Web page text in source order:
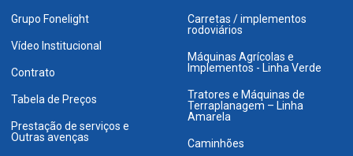
Grupo Fonelight
Vídeo Institucional
Contrato
Tabela de Preços
Prestação de serviços e
Outras avenças
Carretas / implementos
rodoviários
Máquinas Agrícolas e
Implementos - Linha Verde
Tratores e Máquinas de
Terraplanagem – Linha
Amarela
Caminhões